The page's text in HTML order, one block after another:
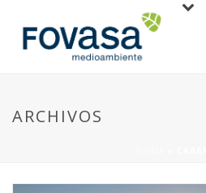
ARCHIVOS